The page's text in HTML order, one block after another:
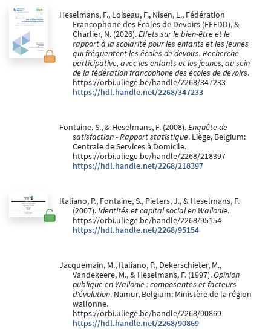
Heselmans, F., Loiseau, F., Nisen, L., Fédération
Francophone des Écoles de Devoirs (FFEDD), &
Charlier, N. (2026).Effets sur le bien-être et le
rapport à la scolarité pour les enfants et les jeunes
qui fréquentent les écoles de devoirs. Recherche
participative, avec les enfants et les jeunes, au sein
de la fédération francophone des écoles de devoirs.
https://orbi.uliege.be/handle/2268/347233
https://hdl.handle.net/2268/347233
Fontaine, S., & Heselmans, F. (2008).Enquête de
satisfaction - Rapport statistique. Liège, Belgium:
Centrale de Services à Domicile.
https://orbi.uliege.be/handle/2268/218397
https://hdl.handle.net/2268/218397
Italiano, P., Fontaine, S., Pieters, J., & Heselmans, F.
(2007).Identités et capital social en Wallonie.
https://orbi.uliege.be/handle/2268/95154
https://hdl.handle.net/2268/95154
Jacquemain, M., Italiano, P., Dekerschieter, M.,
Vandekeere, M., & Heselmans, F. (1997).Opinion
publique en Wallonie : composantes et facteurs
d'évolution. Namur, Belgium: Ministère de la région
wallonne.
https://orbi.uliege.be/handle/2268/90869
https://hdl.handle.net/2268/90869